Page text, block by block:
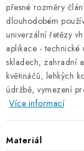
ZÁVLAČKY
KURTY A
TEXTILNÍ LANA
ZÁVĚSNÉ
Úvod
přesné rozměry
dlouhodobém
univerzální řetězy
aplikace -
skladech, zahradní
květináčů, lehkých
údržbě, vymezení
Více informací
Materiál